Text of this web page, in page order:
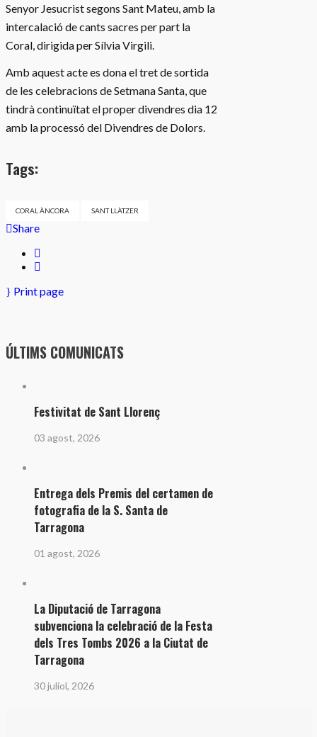
Senyor Jesucrist segons Sant Mateu, amb la
intercalació de cants sacres per part la
Coral, dirigida per Sílvia Virgili.
Amb aquest acte es dona el tret de sortida
de les celebracions de Setmana Santa, que
tindrà continuïtat el proper divendres dia 12
amb la processó del Divendres de Dolors.
Tags:
CORAL ÀNCORA SANT LLÀTZER
Share
Print page
ÚLTIMS COMUNICATS
Festivitat de Sant Llorenç
03 agost, 2026
Entrega dels Premis del certamen de
fotografia de la S. Santa de
Tarragona
01 agost, 2026
La Diputació de Tarragona
subvenciona la celebració de la Festa
dels Tres Tombs 2026 a la Ciutat de
Tarragona
30 juliol, 2026